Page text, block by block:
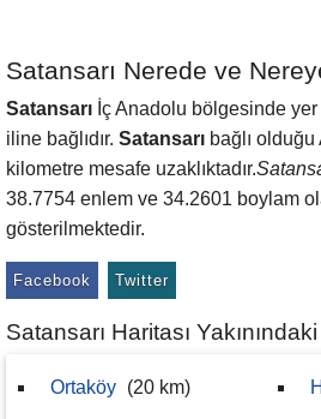
Satansarı Nerede ve
Satansarı İç Anadolu bölgesinde
iline bağlıdır. Satansarı bağlı
kilometre mesafe uzaklıktadır.
38.7754 enlem ve 34.2601 boylam
gösterilmektedir.
Facebook Twitter
Satansarı Haritası
Ortaköy (20 km)